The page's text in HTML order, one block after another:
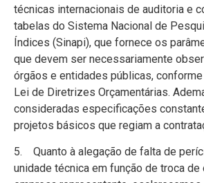
técnicas internacionais de auditoria e
tabelas do Sistema Nacional de
Índices (Sinapi), que fornece os
que devem ser necessariamente
órgãos e entidades públicas,
Lei de Diretrizes Orçamentárias.
consideradas especificações
projetos básicos que regiam a
5. Quanto à alegação de falta de
unidade técnica em função de troca